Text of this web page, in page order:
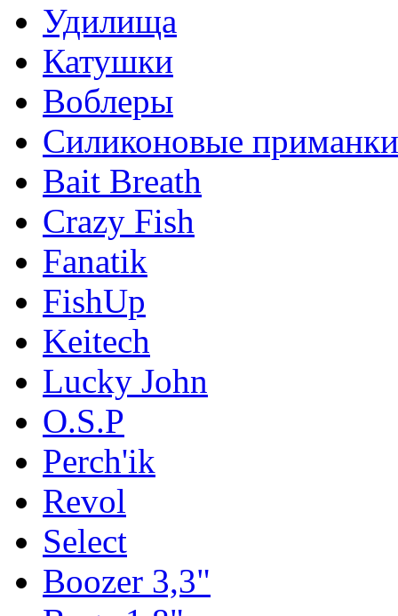
Удилища
Катушки
Воблеры
Силиконовые приманки
Bait Breath
Crazy Fish
Fanatik
FishUp
Keitech
Lucky John
O.S.P
Perch'ik
Revol
Select
Boozer 3,3"